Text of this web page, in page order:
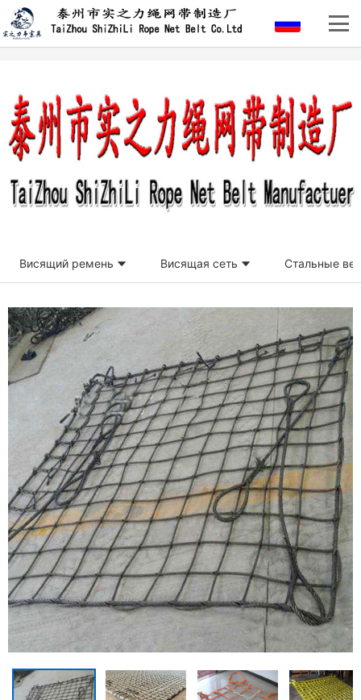
Висящий ремень Висящая сеть Стальные